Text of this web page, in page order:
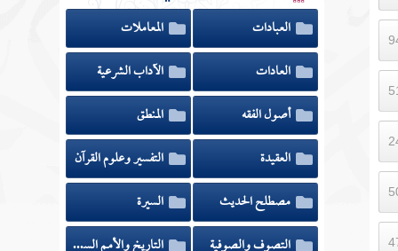
العبادات
المعاملات
العادات
الآداب الشرعية
أصول الفقه
المنطق
العقيدة
التفسير وعلوم القرآن
مصطلح الحديث
السيرة
التصوف والصوفية
التاريخ والأمم السابقة